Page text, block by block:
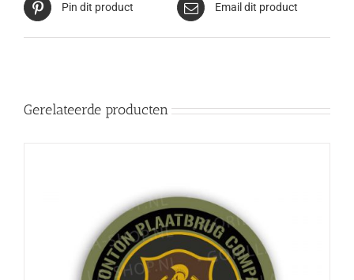
Pin dit product Email dit product
Gerelateerde producten